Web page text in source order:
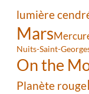
lumière
Mars
Nuits-Saint-
On the
Planète rouge